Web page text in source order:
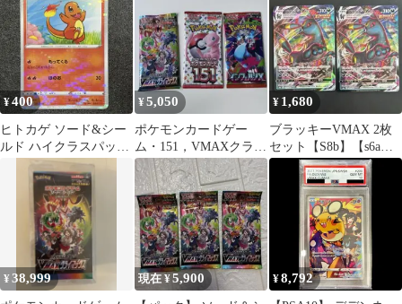
¥400
ヒトカゲ ソード&シー
ルド ハイクラスパック
VMAXクライマックス
パラレル
¥5,050
ポケモンカードゲー
ム・151，VMAXクライ
マックス未開封3パック
まとめ売り
¥ 1,680
ブラッキーVMAX 2枚
セット【S8b】【s6a】
【RRR】
¥38,999 現在 ¥5,900 ¥8,792